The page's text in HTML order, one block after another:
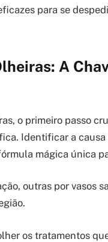
para se
A
o primeiro passo
Identificar a
mágica única
outras por vasos
os tratamentos